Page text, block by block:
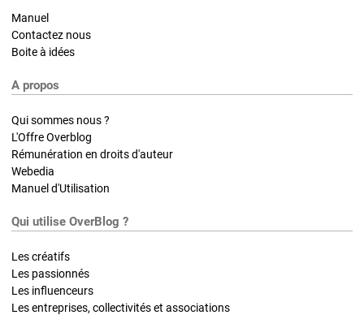
Manuel
Contactez nous
Boite à idées
A propos
Qui sommes nous ?
L'Offre Overblog
Rémunération en droits d'auteur
Webedia
Manuel d'Utilisation
Qui utilise OverBlog ?
Les créatifs
Les passionnés
Les influenceurs
Les entreprises, collectivités et associations